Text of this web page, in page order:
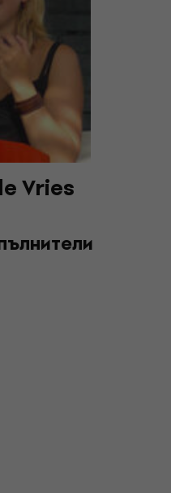
Vries